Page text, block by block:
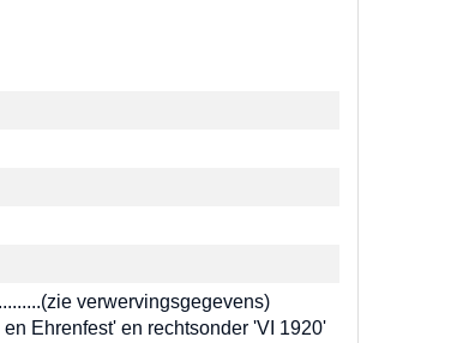
verwervingsgegevens)
Ehrenfest' en rechtsonder 'VI 1920'